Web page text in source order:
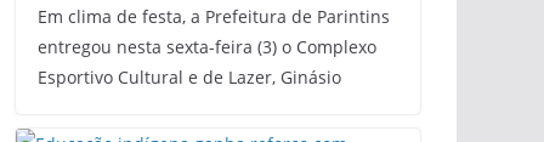
Em clima de festa, a Prefeitura de Parintins
entregou nesta sexta-feira (3) o Complexo
Esportivo Cultural e de Lazer, Ginásio